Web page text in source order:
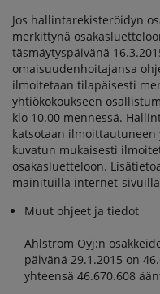
Jos hallintarekisteröidyn
merkittynä
täsmäytyspäivänä
omaisuudenhoitajansa
ilmoitetaan tilapäisesti
yhtiökokoukseen
klo 10.00 mennessä.
katsotaan ilmoittautuneen
kuvatun mukaisesti
osakasluetteloon.
mainituilla internet-
Muut ohjeet ja tiedot
Ahlstrom Oyj:n
päivänä 29.1.2015 on
yhteensä 46.670.608